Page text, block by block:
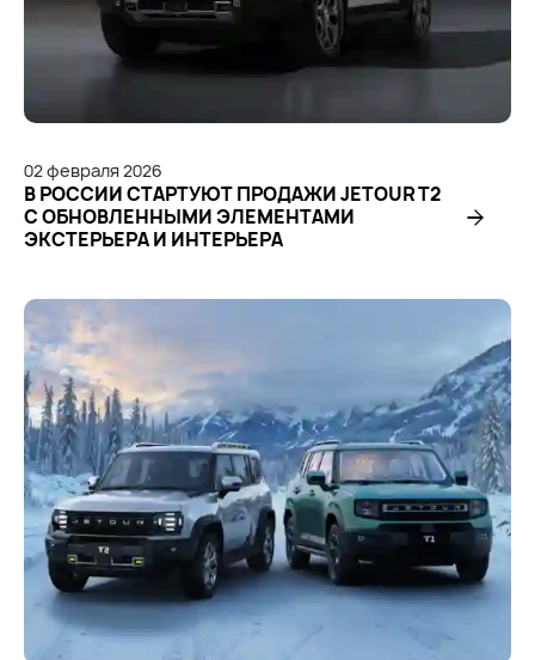
02февраля2026
В РОССИИ СТАРТУЮТ ПРОДАЖИ JETOUR T2
С ОБНОВЛЕННЫМИ ЭЛЕМЕНТАМИ
ЭКСТЕРЬЕРА И ИНТЕРЬЕРА